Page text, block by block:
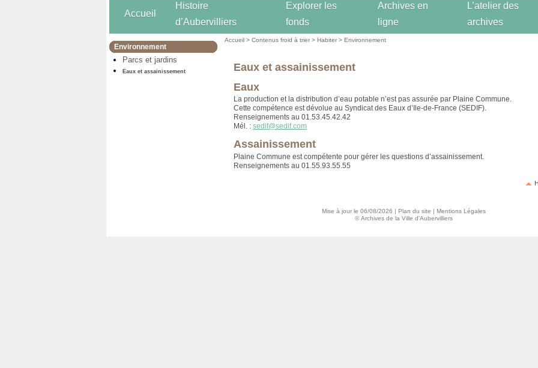
Accueil
Histoire
d’Aubervilliers
Explorer les
fonds
Archives en
ligne
L’atelier des
archives
Environnement
Parcs et jardins
Eaux et assainissement
Accueil >Contenus froid à trier >Habiter >Environnement
Eaux et assainissement
Eaux
La production et la distribution d’eau potable n’est pas assurée par Plaine Commune.
Cette compétence est dévolue au Syndicat des Eaux d’Ile-de-France (SEDIF).
Renseignements au 01.53.45.42.42
Mél. :sedif@sedif.com
Assainissement
Plaine Commune est compétente pour gérer les questions d’assainissement.
Renseignements au 01.55.93.55.55
Mise à jour le 06/08/2026 | Plan du site | Mentions Légales
© Archives de la Ville d’Aubervilliers